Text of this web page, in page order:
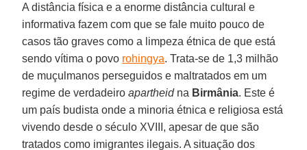
A distância física e a enorme distância cultural e
informativa fazem com que se fale muito pouco de
casos tão graves como a limpeza étnica de que está
sendo vítima o povo rohingya. Trata-se de 1,3 milhão
de muçulmanos perseguidos e maltratados em um
regime de verdadeiroapartheidna Birmânia. Este é
um país budista onde a minoria étnica e religiosa está
vivendo desde o século XVIII, apesar de que são
tratados como imigrantes ilegais. A situação dos